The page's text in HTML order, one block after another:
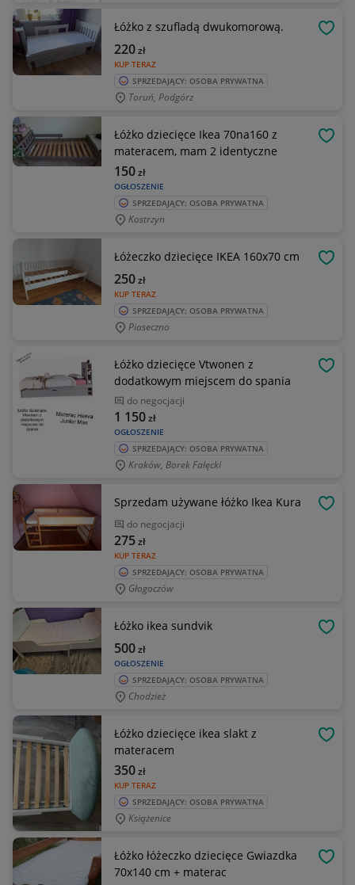
Łóżko z szufladą dwukomorową.
KUP TERAZ
220zł
SPRZEDAJĄCY: OSOBA PRYWATNA
Toruń, Podgórz
Łóżko dziecięce Ikea 70na160 z
materacem, mam 2 identyczne
OGŁOSZENIE
150zł
SPRZEDAJĄCY: OSOBA PRYWATNA
Kostrzyn
Łóżeczko dziecięce IKEA 160x70 cm
KUP TERAZ
250zł
SPRZEDAJĄCY: OSOBA PRYWATNA
Piaseczno
Łóżko dziecięce Vtwonen z
dodatkowym miejscem do spania
do negocjacji
OGŁOSZENIE
1 150zł
SPRZEDAJĄCY: OSOBA PRYWATNA
Kraków, Borek Fałęcki
Sprzedam używane łóżko Ikea Kura
do negocjacji
KUP TERAZ
275zł
SPRZEDAJĄCY: OSOBA PRYWATNA
Głogoczów
Łóżko ikea sundvik
OGŁOSZENIE
500zł
SPRZEDAJĄCY: OSOBA PRYWATNA
Chodzież
Łóżko dziecięce ikea slakt z
materacem
KUP TERAZ
350zł
SPRZEDAJĄCY: OSOBA PRYWATNA
Książenice
Łóżko łóżeczko dziecięce Gwiazdka
70x140 cm + materac